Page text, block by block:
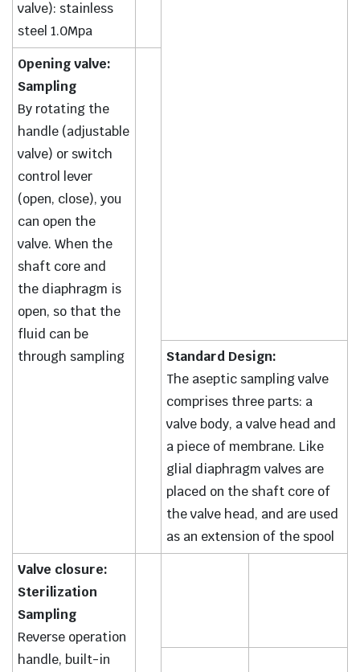
valve): stainless
steel 1.0Mpa
Opening valve:
Sampling
By rotating the
handle (adjustable
valve) or switch
control lever
(open, close), you
can open the
valve. When the
shaft core and
the diaphragm is
open, so that the
fluid can be
through sampling
Standard Design:
The aseptic sampling valve
comprises three parts: a
valve body, a valve head and
a piece of membrane. Like
glial diaphragm valves are
placed on the shaft core of
the valve head, and are used
as an extension of the spool
Valve closure:
Sterilization
Sampling
Reverse operation
handle, built-in